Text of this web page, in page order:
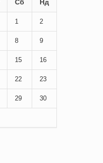
Сб Нд
1 2
8 9
15 16
22 23
29 30